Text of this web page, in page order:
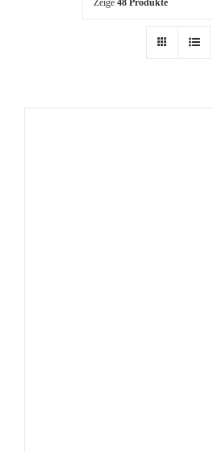
Zeige 48 Produkte